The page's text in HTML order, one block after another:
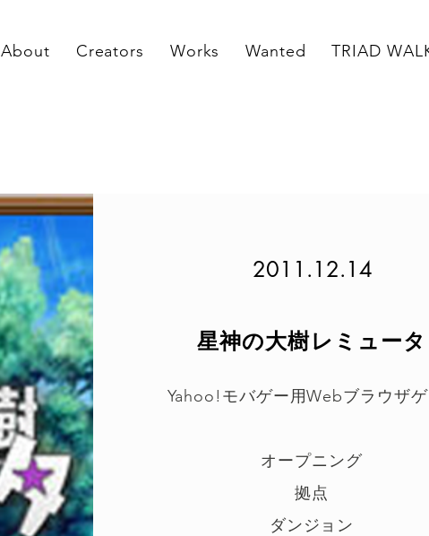
About Creators Works Wanted TRIAD
2011.12.14
星神の大樹レミュータ
Yahoo!モバゲー用Webブラウザ
オープニング
拠点
ダンジョン